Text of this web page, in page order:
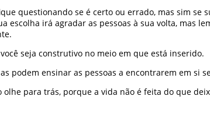
questionando se é certo ou errado, mas sim se
irá agradar as pessoas à sua volta, mas
seja construtivo no meio em que está inserido.
podem ensinar as pessoas a encontrarem em si
para trás, porque a vida não é feita do que